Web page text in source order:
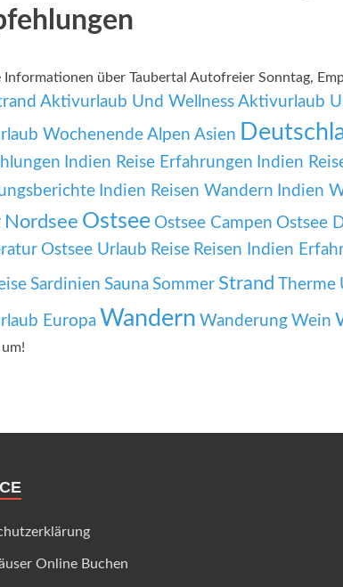
Informationen über Taubertal Autofreier Sonntag,
Aktivurlaub Und Wellness Aktivurlaub
Wochenende Alpen Asien
Indien Reise Erfahrungen Indien
Indien Reisen Wandern Indien
Nordsee Ostsee Ostsee Campen Ostsee
Ostsee Urlaub Reise Reisen Indien
Sardinien Sauna Sommer Strand Therme
Europa Wandern Wanderung Wein
Online Buchen